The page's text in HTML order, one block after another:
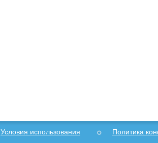
Условия использования Политика